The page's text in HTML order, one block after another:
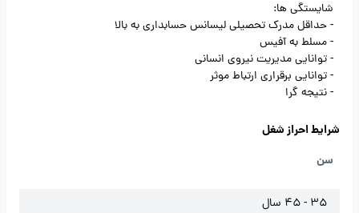
شایستگی ها:
- حداقل مدرک تحصیلی لیسانس حسابداری به بالا
- مسلط به آفیس
- توانایی مدیریت نیروی انسانی
- توانایی برقراری ارتباط موثر
- نتیجه گرا
شرایط احراز شغل
سن
35 - 45 سال